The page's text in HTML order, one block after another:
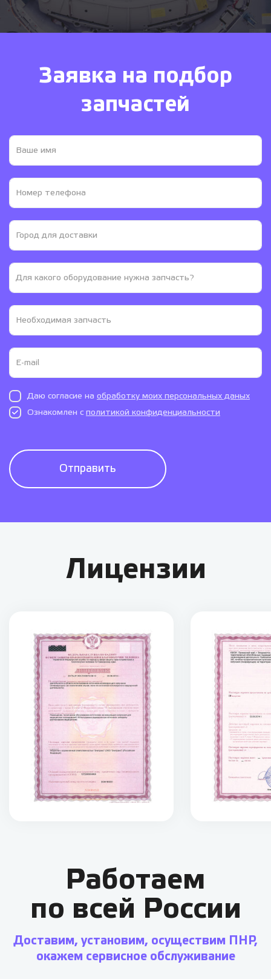
Заявка на подбор
запчастей
Даю согласие на обработку моих персональных даных
Ознакомлен с политикой конфиденциальности
Отправить
Лицензии
Работаем
по всей России
Доставим, установим, осуществим ПНР,
окажем сервисное обслуживание